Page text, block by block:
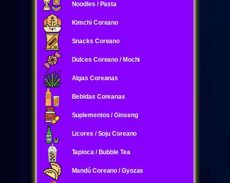
Noodles / Pasta
Kimchi Coreano
Snacks Coreano
Dulces Coreano / Mochi
Algas Coreanas
Bebidas Coreanas
Suplementos / Ginseng
Licores / Soju Coreano
Tapioca / Bubble Tea
Mandú Coreano / Gyozas